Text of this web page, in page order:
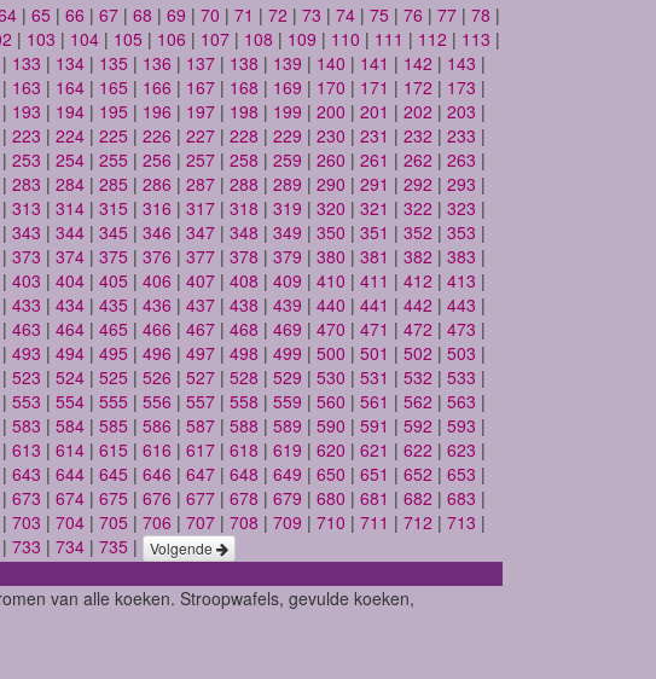
| 65 | 66 | 67 | 68 | 69 | 70 | 71 | 72 | 73 | 74 | 75 | 76 | 77 | 78 |
| 103 | 104 | 105 | 106 | 107 | 108 | 109 | 110 | 111 | 112 | 113 |
| 133 | 134 | 135 | 136 | 137 | 138 | 139 | 140 | 141 | 142 | 143 |
| 163 | 164 | 165 | 166 | 167 | 168 | 169 | 170 | 171 | 172 | 173 |
| 193 | 194 | 195 | 196 | 197 | 198 | 199 | 200 | 201 | 202 | 203 |
| 223 | 224 | 225 | 226 | 227 | 228 | 229 | 230 | 231 | 232 | 233 |
| 253 | 254 | 255 | 256 | 257 | 258 | 259 | 260 | 261 | 262 | 263 |
| 283 | 284 | 285 | 286 | 287 | 288 | 289 | 290 | 291 | 292 | 293 |
| 313 | 314 | 315 | 316 | 317 | 318 | 319 | 320 | 321 | 322 | 323 |
| 343 | 344 | 345 | 346 | 347 | 348 | 349 | 350 | 351 | 352 | 353 |
| 373 | 374 | 375 | 376 | 377 | 378 | 379 | 380 | 381 | 382 | 383 |
| 403 | 404 | 405 | 406 | 407 | 408 | 409 | 410 | 411 | 412 | 413 |
| 433 | 434 | 435 | 436 | 437 | 438 | 439 | 440 | 441 | 442 | 443 |
| 463 | 464 | 465 | 466 | 467 | 468 | 469 | 470 | 471 | 472 | 473 |
| 493 | 494 | 495 | 496 | 497 | 498 | 499 | 500 | 501 | 502 | 503 |
| 523 | 524 | 525 | 526 | 527 | 528 | 529 | 530 | 531 | 532 | 533 |
| 553 | 554 | 555 | 556 | 557 | 558 | 559 | 560 | 561 | 562 | 563 |
| 583 | 584 | 585 | 586 | 587 | 588 | 589 | 590 | 591 | 592 | 593 |
| 613 | 614 | 615 | 616 | 617 | 618 | 619 | 620 | 621 | 622 | 623 |
| 643 | 644 | 645 | 646 | 647 | 648 | 649 | 650 | 651 | 652 | 653 |
| 673 | 674 | 675 | 676 | 677 | 678 | 679 | 680 | 681 | 682 | 683 |
| 703 | 704 | 705 | 706 | 707 | 708 | 709 | 710 | 711 | 712 | 713 |
| 733 | 734 | 735 | Volgende
van alle koeken. Stroopwafels, gevulde koeken,